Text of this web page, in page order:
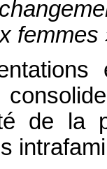
femmes
de